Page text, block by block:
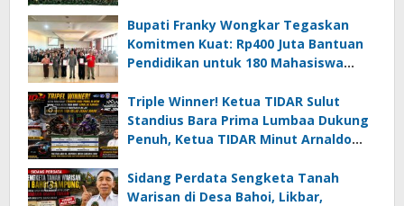
Bupati Franky Wongkar Tegaskan
Komitmen Kuat: Rp400 Juta Bantuan
Pendidikan untuk 180 Mahasiswa
Triple Winner! Ketua TIDAR Sulut
Standius Bara Prima Lumbaa Dukung
Penuh, Ketua TIDAR Minut Arnaldo
05 MC JOE Sapu Bersih Tiga Gelar
Juara Umum
Sidang Perdata Sengketa Tanah
Warisan di Desa Bahoi, Likbar,